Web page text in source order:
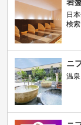
日
検索
ニ
温